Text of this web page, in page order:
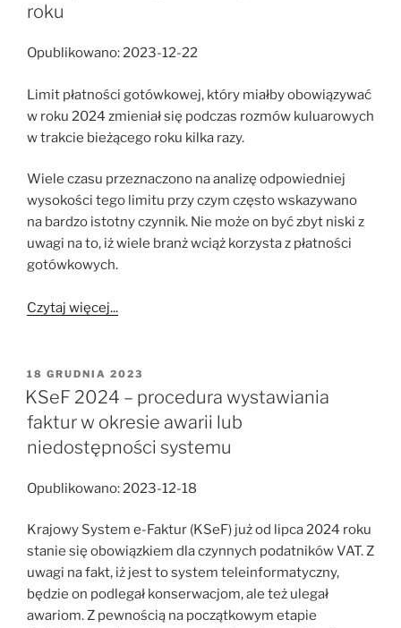
roku
Opublikowano: 2023-12-22
Limit płatności gotówkowej, który miałby obowiązywać
w roku 2024 zmieniał się podczas rozmów kuluarowych
w trakcie bieżącego roku kilka razy.
Wiele czasu przeznaczono na analizę odpowiedniej
wysokości tego limitu przy czym często wskazywano
na bardzo istotny czynnik. Nie może on być zbyt niski z
uwagi na to, iż wiele branż wciąż korzysta z płatności
gotówkowych.
Czytaj więcej...
OPUBLIKOWANE
W
18 GRUDNIA 2023
KSeF 2024 – procedura wystawiania
faktur w okresie awarii lub
niedostępności systemu
Opublikowano: 2023-12-18
Krajowy System e-Faktur (KSeF) już od lipca 2024 roku
stanie się obowiązkiem dla czynnych podatników VAT. Z
uwagi na fakt, iż jest to system teleinformatyczny,
będzie on podlegał konserwacjom, ale też ulegał
awariom. Z pewnością na początkowym etapie